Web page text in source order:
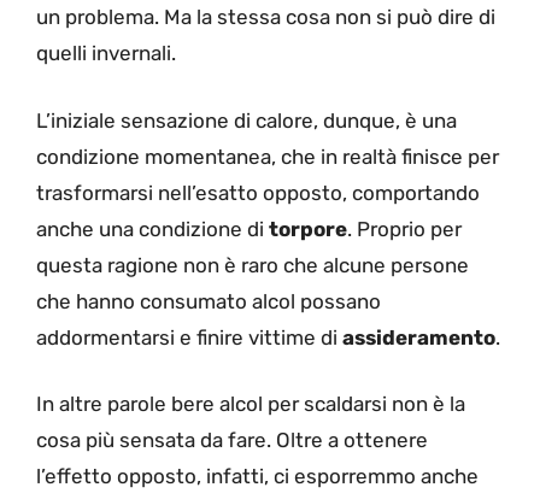
un problema. Ma la stessa cosa non si può dire di
quelli invernali.
L’iniziale sensazione di calore, dunque, è una
condizione momentanea, che in realtà finisce per
trasformarsi nell’esatto opposto, comportando
anche una condizione di torpore. Proprio per
questa ragione non è raro che alcune persone
che hanno consumato alcol possano
addormentarsi e finire vittime di assideramento.
In altre parole bere alcol per scaldarsi non è la
cosa più sensata da fare. Oltre a ottenere
l’effetto opposto, infatti, ci esporremmo anche